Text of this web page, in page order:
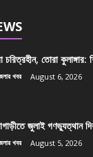
চরিত্রহীন, তোরা কুলাঙ্গার:
খবর August 6, 2026
জুলাই গণভ্যুত্থান
খবর August 5, 2026